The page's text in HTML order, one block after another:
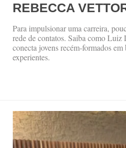
REBECCA
Para impulsionar uma carreira,
rede de contatos. Saiba como
conecta jovens recém-formados
experientes.